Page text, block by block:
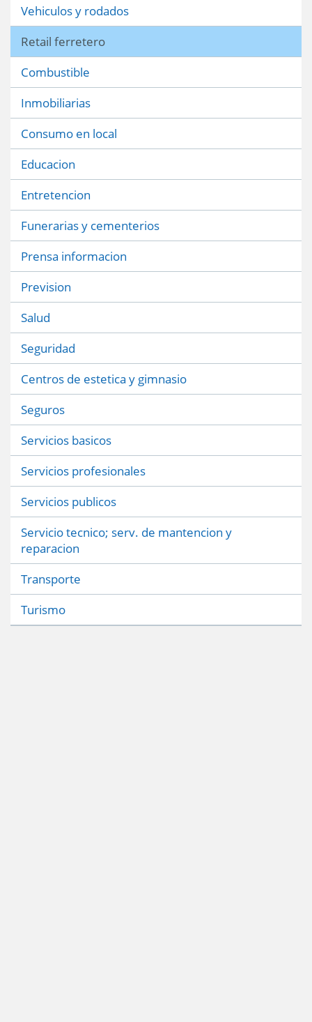
Vehiculos y rodados
Retail ferretero
Combustible
Inmobiliarias
Consumo en local
Educacion
Entretencion
Funerarias y cementerios
Prensa informacion
Prevision
Salud
Seguridad
Centros de estetica y gimnasio
Seguros
Servicios basicos
Servicios profesionales
Servicios publicos
Servicio tecnico; serv. de mantencion y
reparacion
Transporte
Turismo